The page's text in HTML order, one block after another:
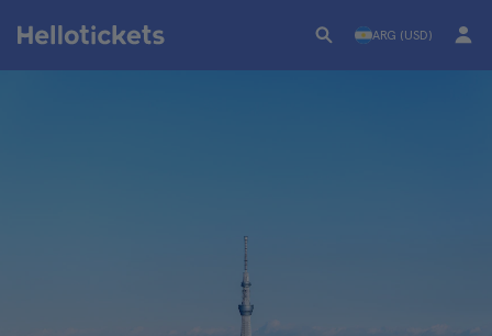
ARG (USD)